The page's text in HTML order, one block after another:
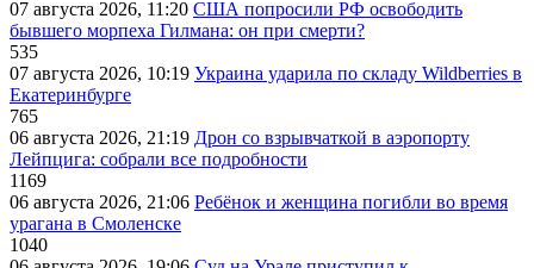
07 августа 2026, 11:20 США попросили РФ освободить
бывшего морпеха Гилмана: он при смерти?
535
07 августа 2026, 10:19 Украина ударила по складу Wildberries в
Екатеринбурге
765
06 августа 2026, 21:19 Дрон со взрывчаткой в аэропорту
Лейпцига: собрали все подробности
1169
06 августа 2026, 21:06 Ребёнок и женщина погибли во время
урагана в Смоленске
1040